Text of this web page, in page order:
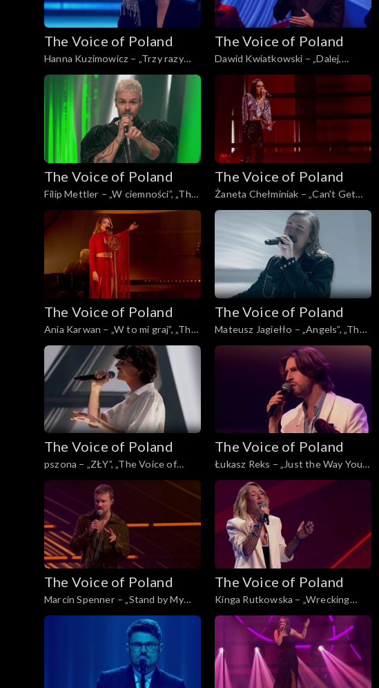
The Voice of Poland
Hanna Kuzimowicz – „Trzy razy
bardziej”, „The Voice of Poland”,
Live 3, 22 listopada 2025
The Voice of Poland
Dawid Kwiatkowski – „Dalej,
dalej!”, „The Voice of Poland”, Live
3, 22 listopada 2025
The Voice of Poland
Filip Mettler – „W ciemności”, „The
Voice of Poland”, Live 3, 22
listopada 2025
The Voice of Poland
Żaneta Chełminiak – „Can't Get
You Out of My Head”, „The Voice
of Poland”, Live 3, 22 listopada
The Voice of Poland
Ania Karwan – „W to mi graj”, „The
Voice of Poland”, Live 3, 22
listopada 2025
The Voice of Poland
Mateusz Jagiełło – „Angels”, „The
Voice of Poland”, Live 3, 22
The Voice of Poland
pszona – „ZŁY”, „The Voice of
Poland”, Live 3, 22 listopada 2025
The Voice of Poland
Łukasz Reks – „Just the Way You
Are”, „The Voice of Poland”, Live 3,
22 listopada 2025
The Voice of Poland
Marcin Spenner – „Stand by My
Woman”, „The Voice of Poland”,
Live 2, 15 listopada 2025
The Voice of Poland
Kinga Rutkowska – „Wrecking
Ball”, „The Voice of Poland”, Live 2,
15 listopada 2025